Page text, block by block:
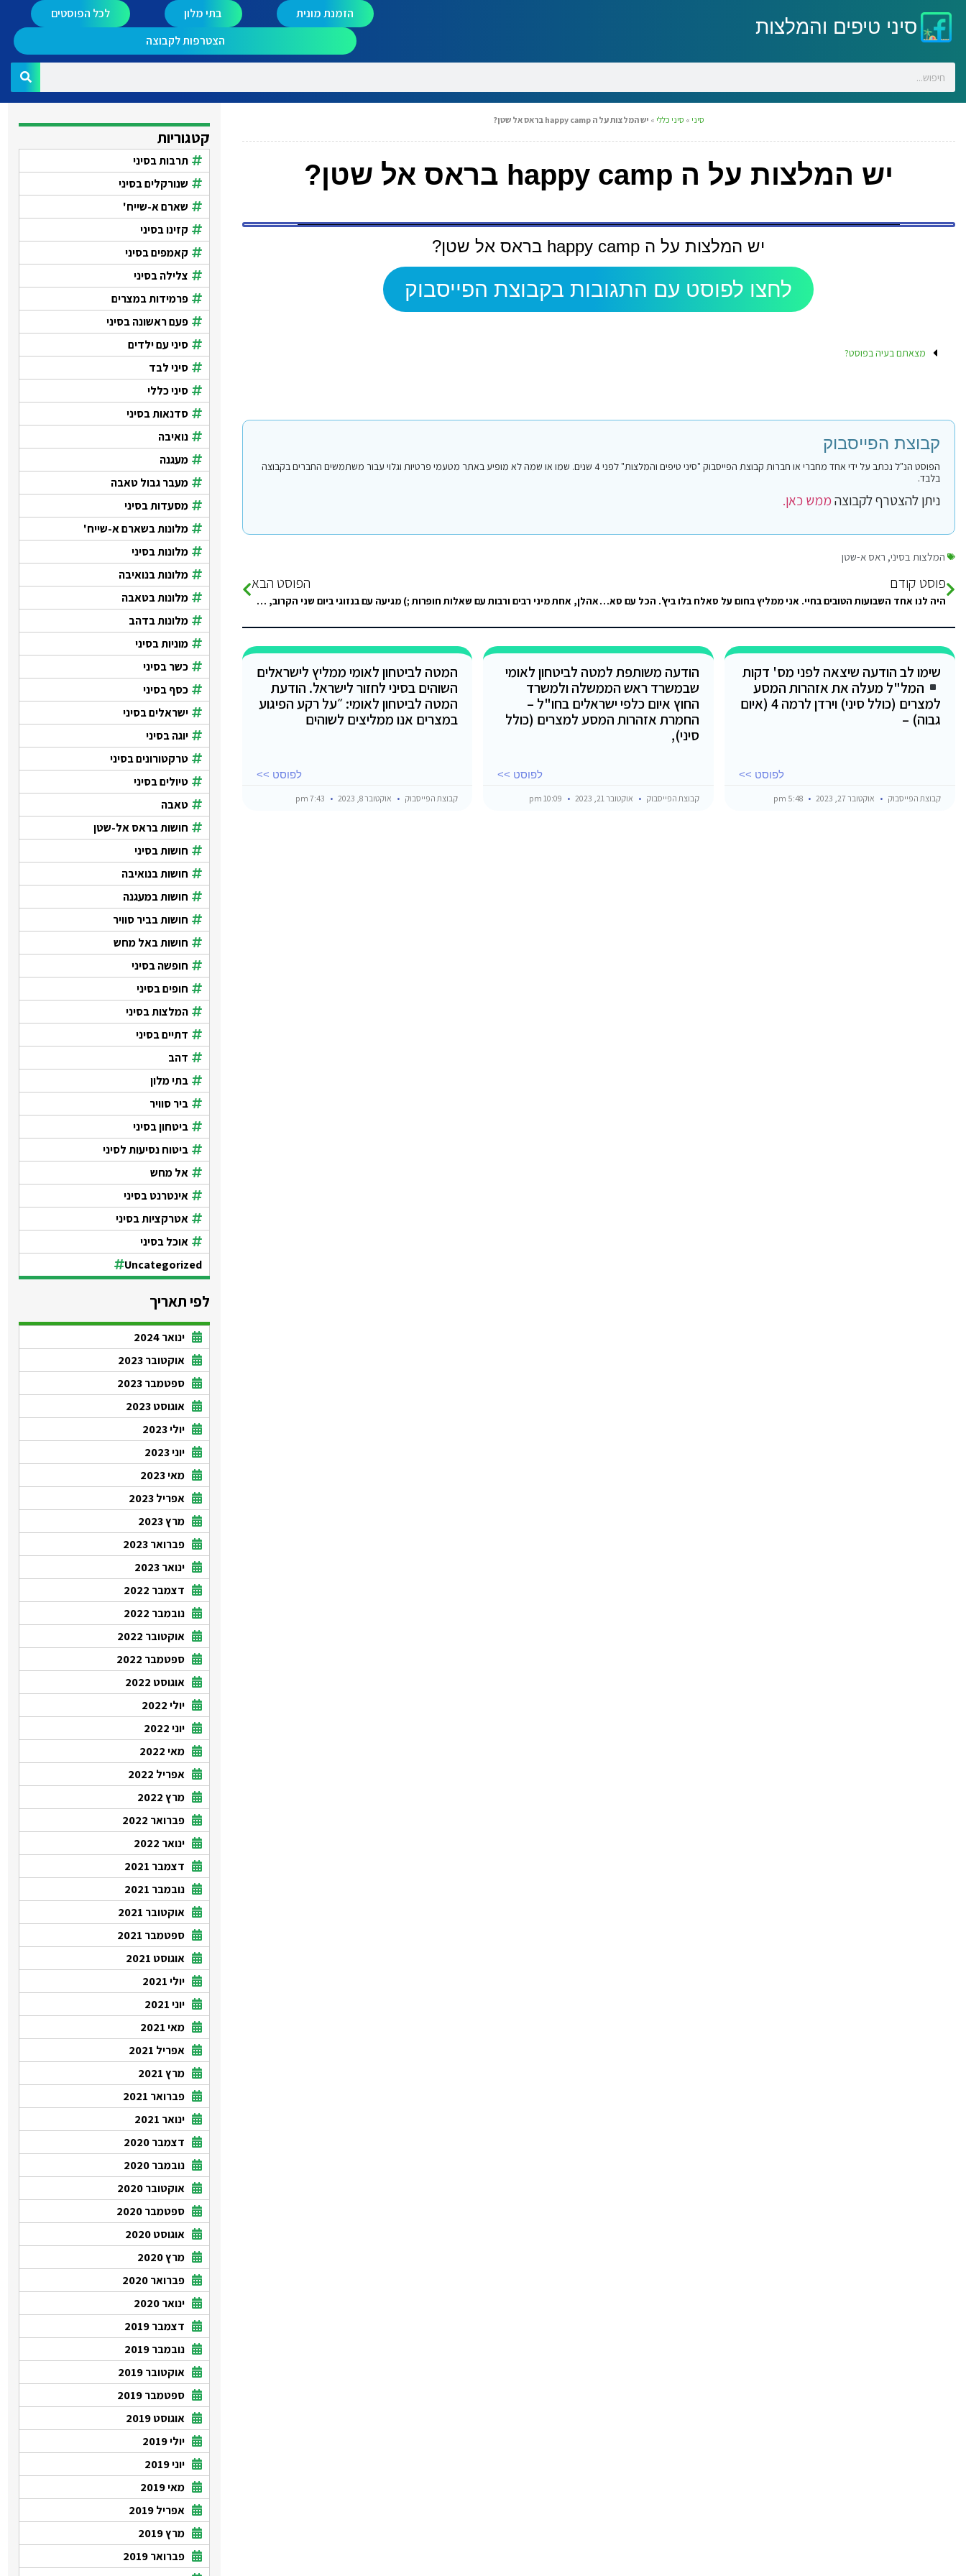
סיני טיפים והמלצות
הזמנת מונית בתי מלון
לכל הפוסטים
הצטרפות לקבוצה
סיני » סיני כללי » יש המלצות על ה happy camp בראס אל שטן?
יש המלצות על ה happy camp בראס אל שטן?
יש המלצות על ה happy camp בראס אל שטן?
לחצו לפוסט עם התגובות בקבוצת הפייסבוק
מצאתם בעיה בפוסט?
קבוצת הפייסבוק
הפוסט הנ"ל נכתב על ידי אחד מחברי או חברות קבוצת הפייסבוק "סיני טיפים והמלצות" לפני 4 שנים. שמו או שמה לא מופיע באתר מטעמי פרטיות וגלוי עבור משתמשים החברים בקבוצה
בלבד.
ניתן להצטרף לקבוצהממש כאן.
המלצות בסיני, ראס א-שטן
פוסט קודם
היה לנו אחד השבועות הטובים בחיי. אני ממליץ בחום על סאלח בלו ביץ'. הכל עם סאלח. טיולי דהב ואבו גלום….
הפוסט הבא
אהלן, אחת מיני רבים ורבות עם שאלות חופרות ;) מגיעה עם בנזוגי ביום שני הקרוב, כנראה שנגיע לגבול עד 12/13…
שימו לב הודעה שיצאה לפני מס' דקות
המל"ל מעלה את אזהרות המסע
למצרים (כולל סיני) וירדן לרמה 4 (איום
גבוה) –
לפוסט >>
קבוצת הפייסבוק אוקטובר 27, 2023
הודעה משותפת למטה לביטחון לאומי
שבמשרד ראש הממשלה ולמשרד
החוץ איום כלפי ישראלים בחו"ל –
החמרת אזהרות המסע למצרים (כולל
סיני),
לפוסט >>
קבוצת הפייסבוק אוקטובר 21, 2023
המטה לביטחון לאומי ממליץ לישראלים
השוהים בסיני לחזור לישראל. הודעת
המטה לביטחון לאומי: ״על רקע הפיגוע
במצרים אנו ממליצים לשוהים
לפוסט >>
קבוצת הפייסבוק אוקטובר 8, 2023
קטגוריות
תרבות בסיני
שנורקלים בסיני
שארם א-שייח'
קזינו בסיני
קאמפים בסיני
צלילה בסיני
פרמידות במצרים
פעם ראשונה בסיני
סיני עם ילדים
סיני לבד
סיני כללי
סדנאות בסיני
נואיבה
מעגנה
מעבר גבול טאבה
מסעדות בסיני
מלונות בשארם א-שייח'
מלונות בסיני
מלונות בנואיבה
מלונות בטאבה
מלונות בדהב
מוניות בסיני
כשר בסיני
כסף בסיני
ישראלים בסיני
יוגה בסיני
טרקטורונים בסיני
טיולים בסיני
טאבה
חושות בראס אל-שטן
חושות בסיני
חושות בנואיבה
חושות במעגנה
חושות בביר סוויר
חושות באל מחש
חופשה בסיני
חופים בסיני
המלצות בסיני
דתיים בסיני
דהב
בתי מלון
ביר סוויר
ביטחון בסיני
ביטוח נסיעות לסיני
אל מחש
אינטרנט בסיני
אטרקציות בסיני
אוכל בסיני
Uncategorized
לפי תאריך
ינואר 2024
אוקטובר 2023
ספטמבר 2023
אוגוסט 2023
יולי 2023
יוני 2023
מאי 2023
אפריל 2023
מרץ 2023
פברואר 2023
ינואר 2023
דצמבר 2022
נובמבר 2022
אוקטובר 2022
ספטמבר 2022
אוגוסט 2022
יולי 2022
יוני 2022
מאי 2022
אפריל 2022
מרץ 2022
פברואר 2022
ינואר 2022
דצמבר 2021
נובמבר 2021
אוקטובר 2021
ספטמבר 2021
אוגוסט 2021
יולי 2021
יוני 2021
מאי 2021
אפריל 2021
מרץ 2021
פברואר 2021
ינואר 2021
דצמבר 2020
נובמבר 2020
אוקטובר 2020
ספטמבר 2020
אוגוסט 2020
מרץ 2020
פברואר 2020
ינואר 2020
דצמבר 2019
נובמבר 2019
אוקטובר 2019
ספטמבר 2019
אוגוסט 2019
יולי 2019
יוני 2019
מאי 2019
אפריל 2019
מרץ 2019
פברואר 2019